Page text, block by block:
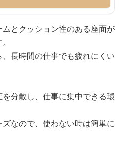
とクッション性のある座面が
長時間の仕事でも疲れにくい
分散し、仕事に集中できる環
なので、使わない時は簡単に